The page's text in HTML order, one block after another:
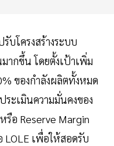
บโครงสร้างระบบ
ากขึ้น โดยตั้งเป้าเพิ่ม
ของกำลังผลิตทั้งหมด
ะเมินความมั่นคงของ
รือ Reserve Margin
เพื่อให้สอดรับ